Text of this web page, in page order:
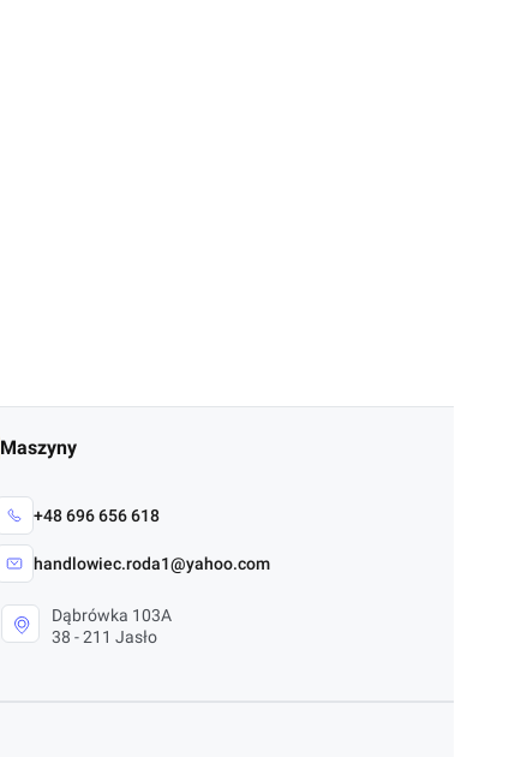
Maszyny
+48 696 656 618
handlowiec.roda1@yahoo.com
Dąbrówka 103A
38 - 211 Jasło